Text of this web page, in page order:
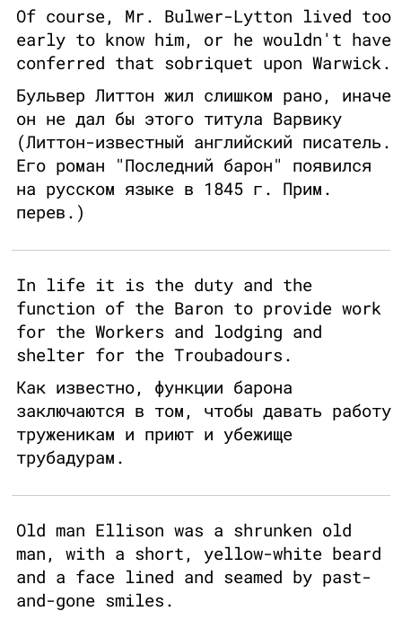
Of course, Mr. Bulwer-Lytton lived too
early to know him, or he wouldn't have
conferred that sobriquet upon Warwick.
Бульвер Литтон жил слишком рано, иначе
он не дал бы этого титула Варвику
(Литтон-известный английский писатель.
Его роман "Последний барон" появился
на русском языке в 1845 г. Прим.
перев.)
In life it is the duty and the
function of the Baron to provide work
for the Workers and lodging and
shelter for the Troubadours.
Как известно, функции барона
заключаются в том, чтобы давать работу
труженикам и приют и убежище
трубадурам.
Old man Ellison was a shrunken old
man, with a short, yellow-white beard
and a face lined and seamed by past-
and-gone smiles.